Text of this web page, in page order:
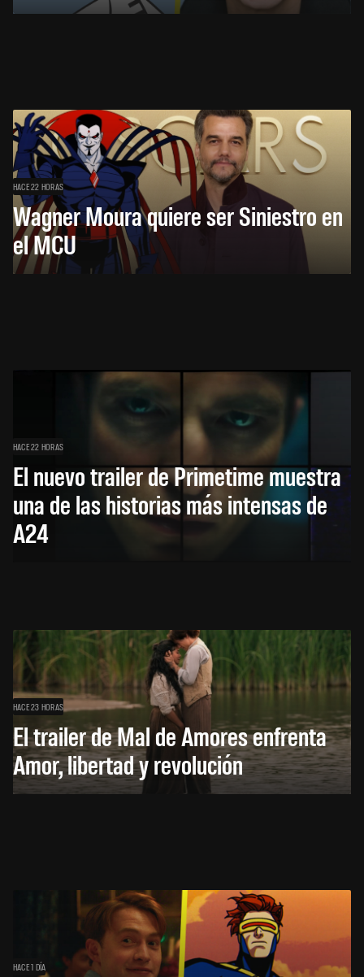
HACE 22 HORAS
Wagner Moura quiere ser Siniestro en
el MCU
HACE 22 HORAS
El nuevo trailer de Primetime muestra
una de las historias más intensas de
A24
HACE 23 HORAS
El trailer de Mal de Amores enfrenta
Amor, libertad y revolución
HACE 1 DÍA